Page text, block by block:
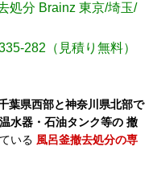
処分 Brainz 東京/埼玉/
282（見積り無料）
葉県西部と神奈川県北部で
水器・石油タンク等の 撤
いる 風呂釜撤去処分の専